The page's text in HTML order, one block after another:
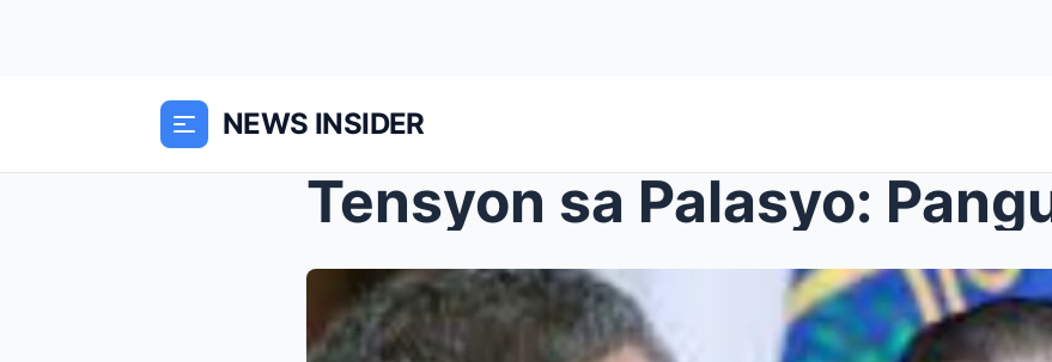
NEWS INSIDER